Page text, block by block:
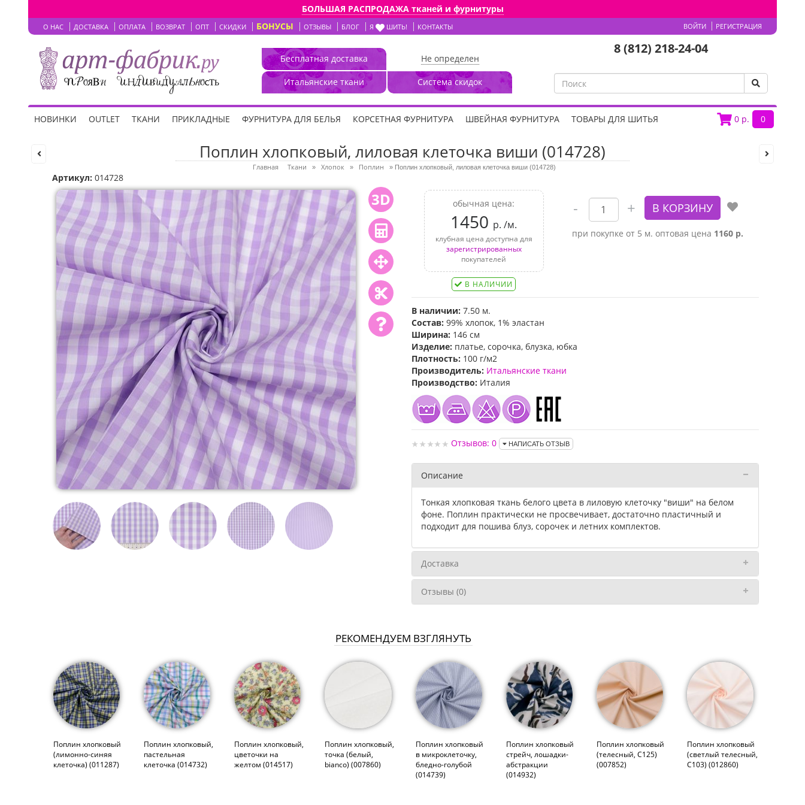
БОЛЬШАЯ РАСПРОДАЖА тканей и фурнитуры
О НАС ДОСТАВКА ОПЛАТА ВОЗВРАТ ОПТ СКИДКИ БОНУСЫ ОТЗЫВЫ БЛОГ Я ШИТЬ! КОНТАКТЫ ВОЙТИ РЕГИСТРАЦИЯ
Бесплатная доставка
Итальянские ткани
Не определен
Система скидок
8 (812) 218-24-04
0 р. 0
НОВИНКИ OUTLET ТКАНИ ПРИКЛАДНЫЕ ФУРНИТУРА ДЛЯ БЕЛЬЯ КОРСЕТНАЯ ФУРНИТУРА ШВЕЙНАЯ ФУРНИТУРА ТОВАРЫ ДЛЯ ШИТЬЯ
Поплин хлопковый, лиловая клеточка виши (014728)
Главная Ткани » Хлопок » Поплин » Поплин хлопковый, лиловая клеточка виши (014728)
Артикул: 014728
3D обычная цена:
1450 р. /м.
клубная цена доступна для
зарегистрированных
покупателей
В НАЛИЧИИ
при покупке от 5 м. оптовая цена 1160 р.
В наличии: 7.50 м.
Состав: 99% хлопок, 1% эластан
Ширина: 146 см
Изделие: платье, сорочка, блузка, юбка
Плотность: 100 г/м2
Производитель: Итальянские ткани
Производство: Италия
Отзывов: 0 НАПИСАТЬ ОТЗЫВ
Описание
Тонкая хлопковая ткань белого цвета в лиловую клеточку "виши" на белом
фоне. Поплин практически не просвечивает, достаточно пластичный и
подходит для пошива блуз, сорочек и летних комплектов.
Доставка
Отзывы (0)
РЕКОМЕНДУЕМ ВЗГЛЯНУТЬ
Поплин хлопковый
(лимонно-синяя
клеточка) (011287)
Поплин хлопковый,
пастельная
клеточка (014732)
Поплин хлопковый,
цветочки на
желтом (014517)
Поплин хлопковый,
точка (белый,
bianco) (007860)
Поплин хлопковый
в микроклеточку,
бледно-голубой
(014739)
Поплин хлопковый
стрейч, лошадки-
абстракции
(014932)
Поплин хлопковый
(телесный, С125)
(007852)
Поплин хлопковый
(светлый телесный,
С103) (012860)